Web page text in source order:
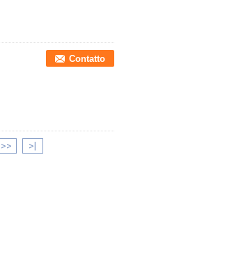
Contatto
>> >|